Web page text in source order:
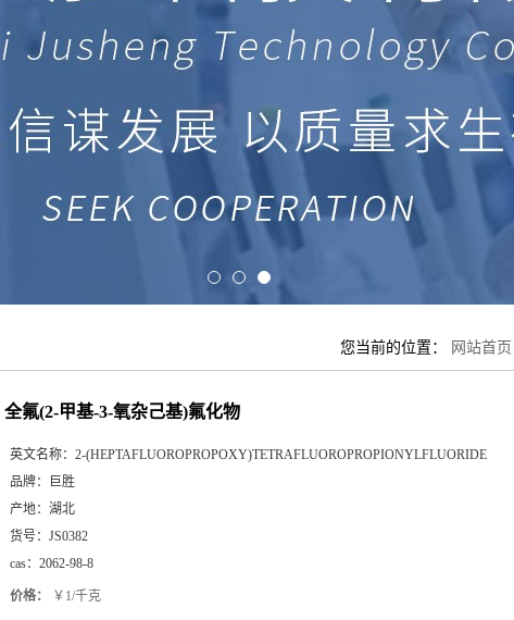
您当前的位置： 网站首页
全氟(2-甲基-3-氧杂己基)氟化物
英文名称： 2-(HEPTAFLUOROPROPOXY)TETRAFLUOROPROPIONYLFLUORIDE
品牌：
巨胜
产地： 湖北
货号： JS0382
cas： 2062-98-8
价格： ￥1/千克